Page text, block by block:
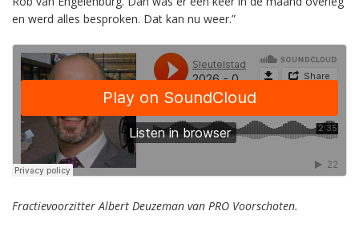
en werd alles besproken. Dat kan nu weer.”
Fractievoorzitter Albert Deuzeman van PRO Voorschoten.